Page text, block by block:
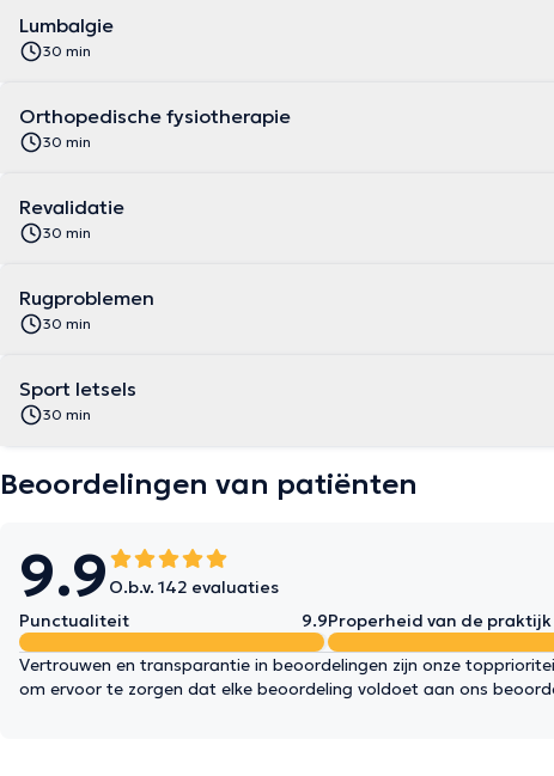
Lumbalgie
30 min
Orthopedische fysiotherapie
30 min
Revalidatie
30 min
Rugproblemen
30 min
Sport letsels
30 min
Beoordelingen van patiënten
9.9 O.b.v. 142 evaluaties
Punctualiteit
9.9Properheid van de praktijk
Vertrouwen en transparantie in beoordelingen zijn onze
om ervoor te zorgen dat elke beoordeling voldoet aan ons